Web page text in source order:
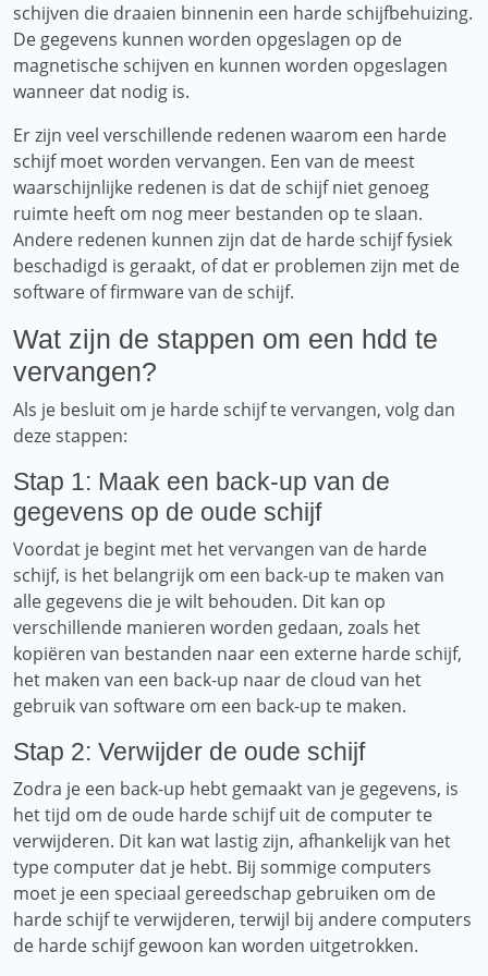
schijven die draaien binnenin een harde schijfbehuizing.
De gegevens kunnen worden opgeslagen op de
magnetische schijven en kunnen worden opgeslagen
wanneer dat nodig is.
Er zijn veel verschillende redenen waarom een ​​harde
schijf moet worden vervangen. Een van de meest
waarschijnlijke redenen is dat de schijf niet genoeg
ruimte heeft om nog meer bestanden op te slaan.
Andere redenen kunnen zijn dat de harde schijf fysiek
beschadigd is geraakt, of dat er problemen zijn met de
software of firmware van de schijf.
Wat zijn de stappen om een ​​hdd te
vervangen?
Als je besluit om je harde schijf te vervangen, volg dan
deze stappen:
Stap 1: Maak een back-up van de
gegevens op de oude schijf
Voordat je begint met het vervangen van de harde
schijf, is het belangrijk om een ​​back-up te maken van
alle gegevens die je wilt behouden. Dit kan op
verschillende manieren worden gedaan, zoals het
kopiëren van bestanden naar een externe harde schijf,
het maken van een back-up naar de cloud van het
gebruik van software om een ​​back-up te maken.
Stap 2: Verwijder de oude schijf
Zodra je een back-up hebt gemaakt van je gegevens, is
het tijd om de oude harde schijf uit de computer te
verwijderen. Dit kan wat lastig zijn, afhankelijk van het
type computer dat je hebt. Bij sommige computers
moet je een speciaal gereedschap gebruiken om de
harde schijf te verwijderen, terwijl bij andere computers
de harde schijf gewoon kan worden uitgetrokken.